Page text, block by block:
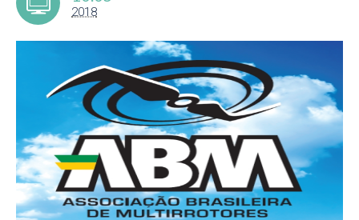
2018